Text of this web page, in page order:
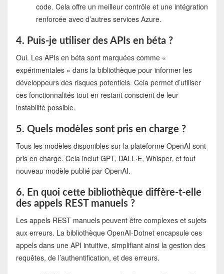
code. Cela offre un meilleur contrôle et une intégration
renforcée avec d’autres services Azure.
4. Puis-je utiliser des APIs en béta ?
Oui. Les APIs en béta sont marquées comme «
expérimentales » dans la bibliothèque pour informer les
développeurs des risques potentiels. Cela permet d’utiliser
ces fonctionnalités tout en restant conscient de leur
instabilité possible.
5. Quels modèles sont pris en charge ?
Tous les modèles disponibles sur la plateforme OpenAI sont
pris en charge. Cela inclut GPT, DALL·E, Whisper, et tout
nouveau modèle publié par OpenAI.
6. En quoi cette bibliothèque diffère-t-elle
des appels REST manuels ?
Les appels REST manuels peuvent être complexes et sujets
aux erreurs. La bibliothèque OpenAI-Dotnet encapsule ces
appels dans une API intuitive, simplifiant ainsi la gestion des
requêtes, de l’authentification, et des erreurs.